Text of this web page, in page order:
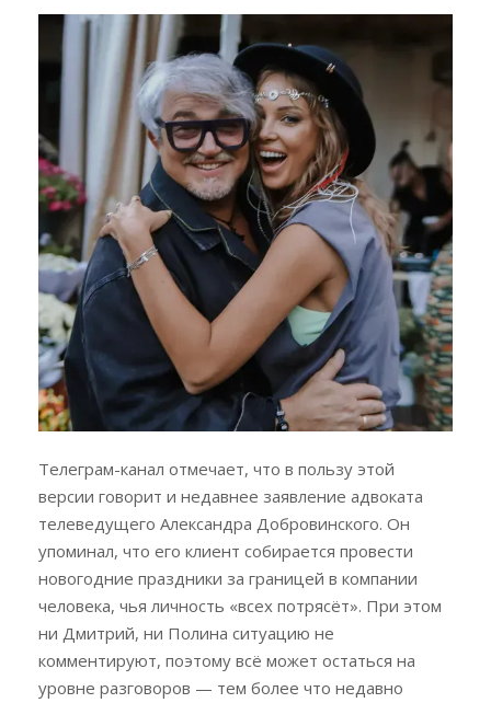
Телеграм-канал отмечает, что в пользу этой
версии говорит и недавнее заявление адвоката
телеведущего Александра Добровинского. Он
упоминал, что его клиент собирается провести
новогодние праздники за границей в компании
человека, чья личность «всех потрясёт». При этом
ни Дмитрий, ни Полина ситуацию не
комментируют, поэтому всё может остаться на
уровне разговоров — тем более что недавно